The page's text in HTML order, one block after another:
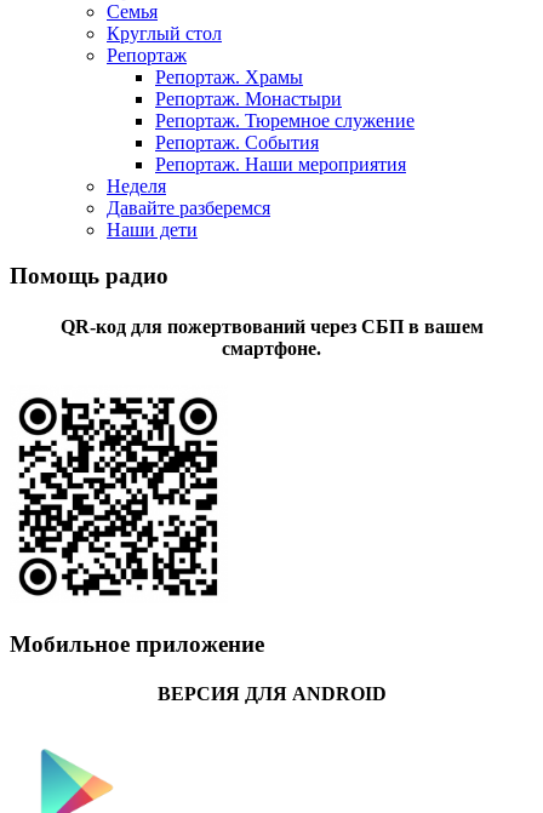
Семья
Круглый стол
Репортаж
Репортаж. Храмы
Репортаж. Монастыри
Репортаж. Тюремное служение
Репортаж. События
Репортаж. Наши мероприятия
Неделя
Давайте разберемся
Наши дети
Помощь радио
QR-код для пожертвований через СБП в вашем
смартфоне.
Мобильное приложение
ВЕРСИЯ ДЛЯ ANDROID